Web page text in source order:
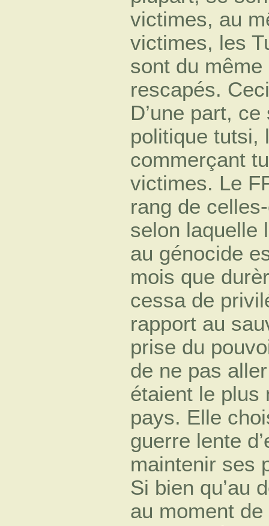
victimes, au
victimes, les
sont du
rescapés.
D’une part,
politique tutsi,
commerçant
victimes. Le
rang de
selon laquelle
au génocide
mois que
cessa de
rapport au
prise du
de ne pas
étaient le plus
pays. Elle
guerre lente
maintenir ses
Si bien qu’au
au moment